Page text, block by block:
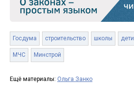
Госдума строительство школы дети
МЧС Минстрой
Ещё материалы: Ольга Занко